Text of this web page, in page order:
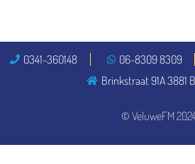
© VeluweFM
0341-360148 06-8309 8309
Brinkstraat 91A 3881